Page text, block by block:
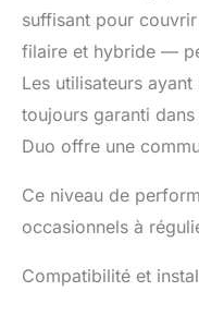
suffisant pour
filaire et hybride —
Les utilisateurs
toujours garanti
Duo offre une
Ce niveau de
occasionnels à
Compatibilité et